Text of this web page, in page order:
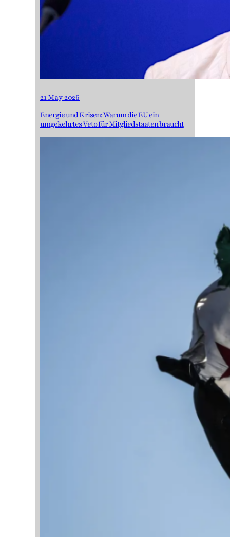
21 May 2026
Energie und Krisen: Warum die EU ein
umgekehrtes Veto für Mitgliedstaaten braucht